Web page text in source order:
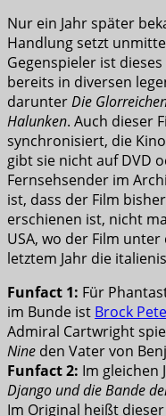
Nur ein Jahr später
Handlung setzt
Gegenspieler ist
bereits in diversen
darunterDie
Halunken. Auch dieser
synchronisiert, die
gibt sie nicht auf DVD
Fernsehsender im
ist, dass der Film
erschienen ist, nicht
USA, wo der Film
letztem Jahr die
Funfact 1: Für
im Bunde ist Brock
Admiral Cartwright
Nine den Vater von
Funfact 2: Im gleichen
Django und die Bande
Im Original heißt dieser